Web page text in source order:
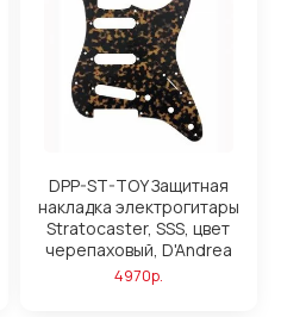
DPP-ST-TOY Защитная
накладка электрогитары
Stratocaster, SSS, цвет
черепаховый, D'Andrea
4970р.